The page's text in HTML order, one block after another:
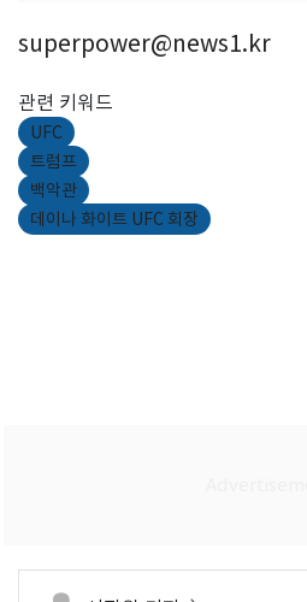
superpower@news1.kr
관련 키워드
UFC
트럼프
백악관
데이나 화이트 UFC 회장